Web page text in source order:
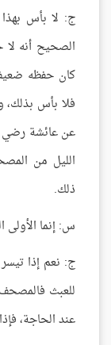
ج: لا بأس
الصحيح أنه
كان حفظه
فلا بأس بذلك،
عن عائشة رضي
الليل من
ذلك.
س: إنما الأولى
ج: نعم إذا
للعبث
عند الحاجة،